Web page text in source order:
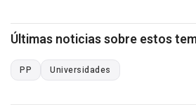
Últimas noticias sobre estos
PP Universidades